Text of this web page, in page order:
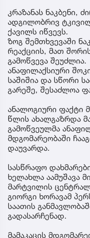
კრაზანას ნაკბენი,
ადგილობრივ
ქავილს იწვევს.
ზოგ შემთხვევაში
რეაქციის, მათ
გამოწვევა შეუძლია.
ანაფილაქსიური
საშიშია და სწორი
გარეშე, შესაძლოა
ანალოგიური ფაქტი
წლის ახალგაზრდა
გამოწვეულმა
მდგომარეობაში
დაუვარდა.
სასწრაფო
ხელახლა აამუშავა
მარტვილის
გიორგი ხორავამ
საათის
გადასარჩენად.
მამაკაცის